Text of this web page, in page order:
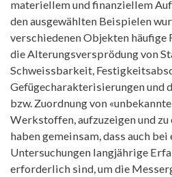
materiellem und finanziellem
den ausgewählten Beispielen
verschiedenen Objekten häufige
die Alterungsversprödung von
Schweissbarkeit,
Gefügecharakterisierungen und
bzw. Zuordnung von
Werkstoffen, aufzuzeigen und
haben gemeinsam, dass auch
Untersuchungen langjährige
erforderlich sind, um die